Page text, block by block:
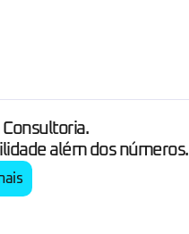
além dos números.